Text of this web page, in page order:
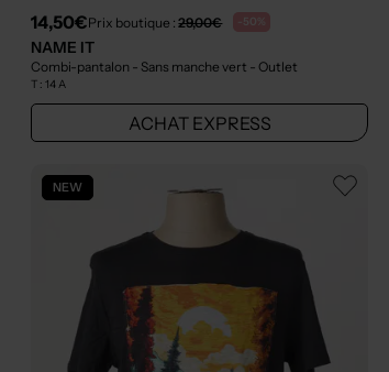
14,50€Prix boutique :29,00€ -50%
NAME IT
Combi-pantalon - Sans manche vert - Outlet
T :14 A
ACHAT EXPRESS
NEW